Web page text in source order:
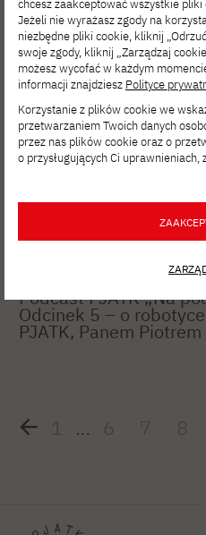
AKTUALNOŚCI PAŹ 26, 2023
Shesnnovation
do programu dla
i doktorantek
i ścisłych
AKTUALNOŚCI PAŹ 25, 2023
KNF
PAŹ 19, 2023
Podcast PJATK „Na
Odcinek 5 – o
PJATK, Panem
1 … 6 7 8
chcesz zaakceptować wszystkie
Jeżeli nie wyrażasz zgody na
niezbędne pliki cookie, kliknij
swoje zgody, kliknij „Zarządzaj
możesz wycofać w każdym
informacji znajdziesz Polityce
Korzystanie z plików cookie we
przetwarzaniem Twoich danych
przez nas plików cookie oraz o
o przysługujących Ci uprawnieniach,